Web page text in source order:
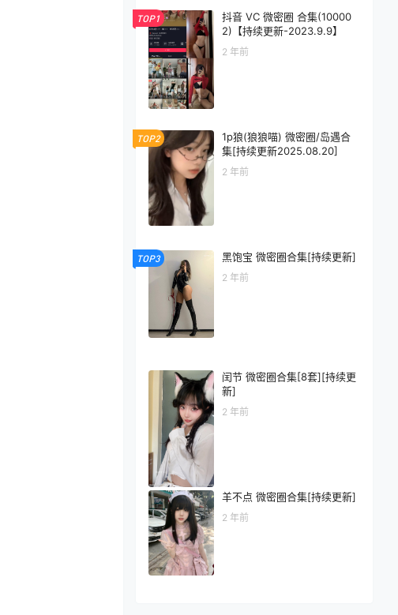
TOP1
抖音 VC 微密圈 合集(10000
2)【持续更新-2023.9.9】
2 年前
TOP2
1p狼(狼狼喵) 微密圈/岛遇合
集[持续更新2025.08.20]
2 年前
TOP3 黑饱宝 微密圈合集[持续更新]
2 年前
闰节 微密圈合集[8套][持续更
新]
2 年前
羊不点 微密圈合集[持续更新]
2 年前